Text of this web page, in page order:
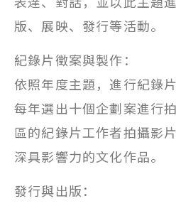
版、展映、發行等活動。
紀錄片徵案與製作：
依照年度主題，進行紀錄
每年選出十個企劃案進行
區的紀錄片工作者拍攝影
深具影響力的文化作品。
發行與出版：